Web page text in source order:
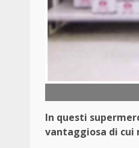
In questi
vantaggiosa di cui